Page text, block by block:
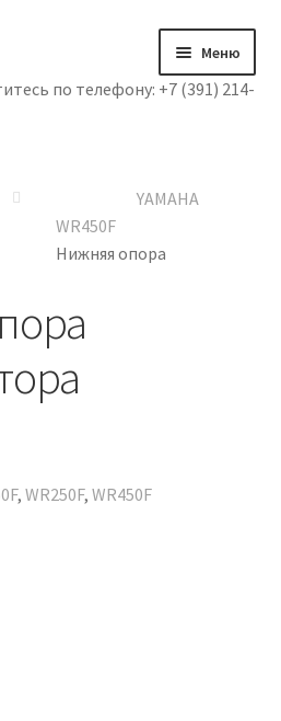
Меню
по телефону: +7 (391) 214-
YAMAHA
WR450F
Нижняя опора
, WR250F, WR450F